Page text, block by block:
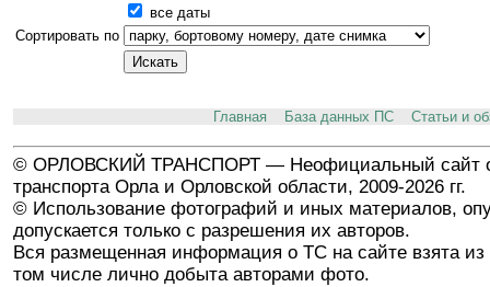
все даты
Сортировать по
Главная База данных ПС Статьи и
© ОРЛОВСКИЙ ТРАНСПОРТ — Неофициальный сайт
транспорта Орла и Орловской области, 2009-2026 гг.
© Использование фотографий и иных материалов,
допускается только с разрешения их авторов.
Вся размещенная информация о ТС на сайте взята из
том числе лично добыта авторами фото.